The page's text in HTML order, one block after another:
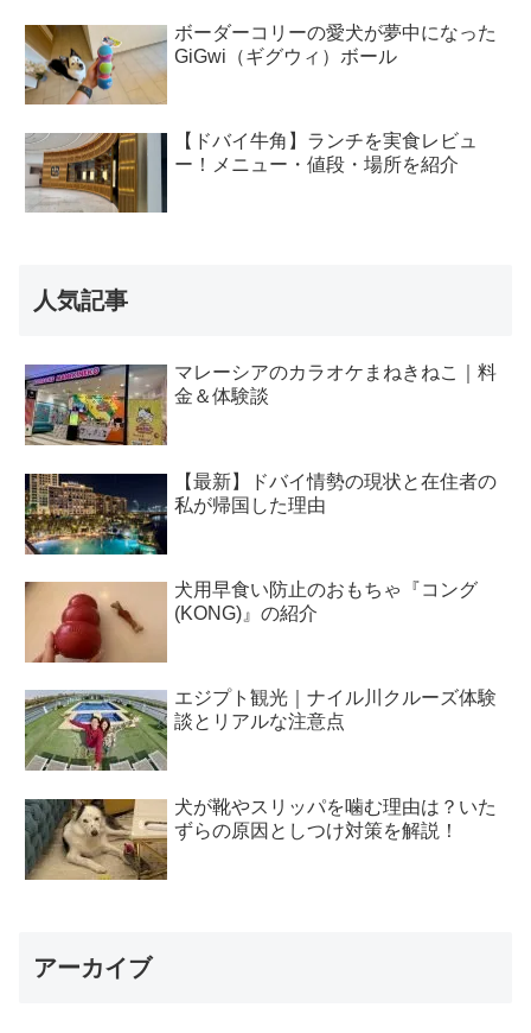
ボーダーコリーの愛犬が夢中になった
GiGwi（ギグウィ）ボール
【ドバイ牛角】ランチを実食レビュ
ー！メニュー・値段・場所を紹介
人気記事
マレーシアのカラオケまねきねこ｜料
金＆体験談
【最新】ドバイ情勢の現状と在住者の
私が帰国した理由
犬用早食い防止のおもちゃ『コング
(KONG)』の紹介
エジプト観光｜ナイル川クルーズ体験
談とリアルな注意点
犬が靴やスリッパを噛む理由は？いた
ずらの原因としつけ対策を解説！
アーカイブ